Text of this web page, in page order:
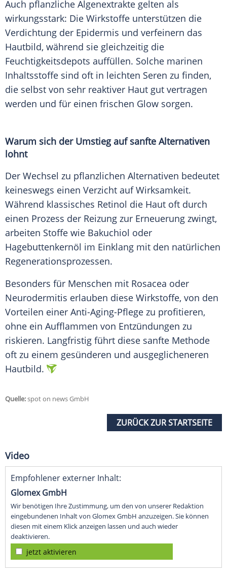
Auch pflanzliche Algenextrakte gelten als
wirkungsstark: Die Wirkstoffe unterstützen die
Verdichtung der Epidermis und verfeinern das
Hautbild, während sie gleichzeitig die
Feuchtigkeitsdepots auffüllen. Solche marinen
Inhaltsstoffe sind oft in leichten Seren zu finden,
die selbst von sehr reaktiver Haut gut vertragen
werden und für einen frischen Glow sorgen.
Warum sich der Umstieg auf sanfte Alternativen
lohnt
Der Wechsel zu pflanzlichen Alternativen bedeutet
keineswegs einen Verzicht auf Wirksamkeit.
Während klassisches Retinol die Haut oft durch
einen Prozess der Reizung zur Erneuerung zwingt,
arbeiten Stoffe wie Bakuchiol oder
Hagebuttenkernöl im Einklang mit den natürlichen
Regenerationsprozessen.
Besonders für Menschen mit Rosacea oder
Neurodermitis erlauben diese Wirkstoffe, von den
Vorteilen einer Anti-Aging-Pflege zu profitieren,
ohne ein Aufflammen von Entzündungen zu
riskieren. Langfristig führt diese sanfte Methode
oft zu einem gesünderen und ausgeglicheneren
Hautbild.
Quelle:spot on news GmbH
ZURÜCK ZUR STARTSEITE
Video
Empfohlener externer Inhalt:
Glomex GmbH
Wir benötigen Ihre Zustimmung, um den von unserer Redaktion
eingebundenen Inhalt von Glomex GmbH anzuzeigen. Sie können
diesen mit einem Klick anzeigen lassen und auch wieder
deaktivieren.
jetzt aktivieren